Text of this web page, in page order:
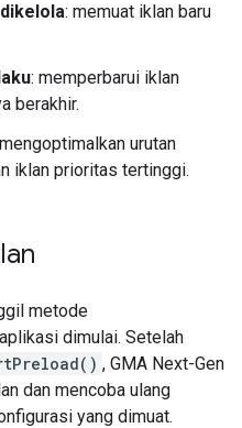
: memuat iklan baru
: memperbarui iklan
berakhir.
urutan
iklan prioritas tertinggi.
metode
dimulai. Setelah
, GMA Next-Gen
dan mencoba ulang
yang dimuat.